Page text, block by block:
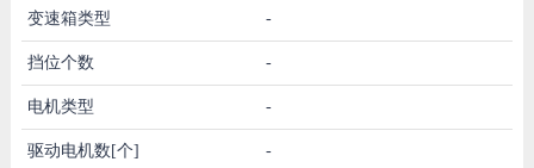
变速箱类型 -
挡位个数 -
电机类型 -
驱动电机数[个] -